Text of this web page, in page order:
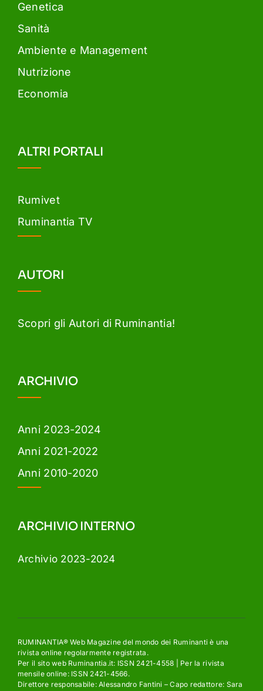
Genetica
Sanità
Ambiente e Management
Nutrizione
Economia
ALTRI PORTALI
Rumivet
Ruminantia TV
AUTORI
Scopri gli Autori di Ruminantia!
ARCHIVIO
Anni 2023-2024
Anni 2021-2022
Anni 2010-2020
ARCHIVIO INTERNO
Archivio 2023-2024
RUMINANTIA® Web Magazine del mondo dei Ruminanti è una
rivista online regolarmente registrata.
Per il sito web Ruminantia.it: ISSN 2421-4558 | Per la rivista
mensile online: ISSN 2421-4566.
Direttore responsabile: Alessandro Fantini – Capo redattore: Sara